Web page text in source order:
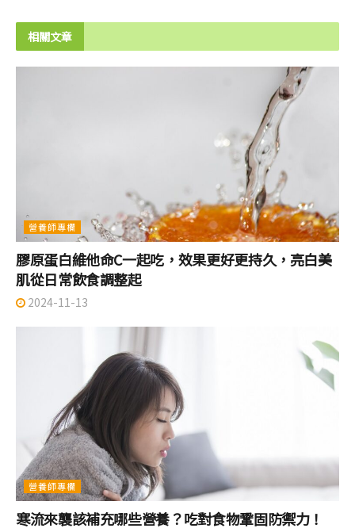
相關文章
營養師專欄
膠原蛋白維他命C一起吃，效果更好更持久，亮白美
肌從日常飲食調整起
2024-11-13
營養師專欄
寒流來襲該補充哪些營養？吃對食物鞏固防禦力！